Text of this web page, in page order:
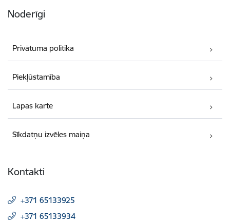
Noderīgi
Privātuma politika
Piekļūstamība
Lapas karte
Sīkdatņu izvēles maiņa
Kontakti
+371 65133925
+371 65133934